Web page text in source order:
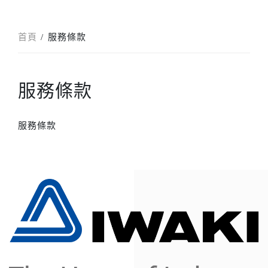
首頁 服務條款
服務條款
服務條款